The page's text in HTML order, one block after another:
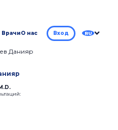
ВрачиО нас Вход RU
Данияр